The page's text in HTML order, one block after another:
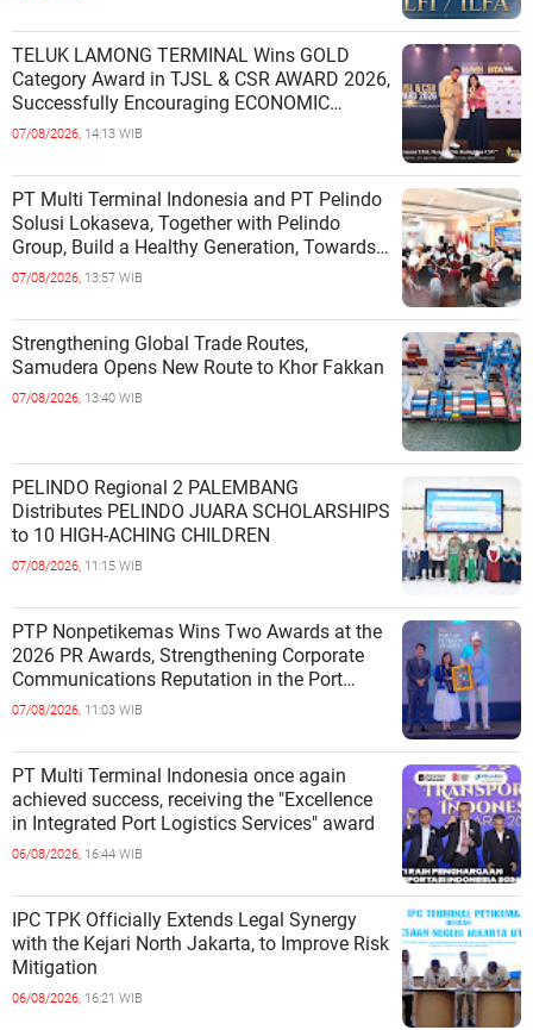
TELUK LAMONG TERMINAL Wins GOLD
Category Award in TJSL & CSR AWARD 2026,
Successfully Encouraging ECONOMIC
INDEPENDENCE OF COASTAL
07/08/2026, 14:13 WIB
PT Multi Terminal Indonesia and PT Pelindo
Solusi Lokaseva, Together with Pelindo
Group, Build a Healthy Generation, Towards
a Golden Indonesia
07/08/2026, 13:57 WIB
Strengthening Global Trade Routes,
Samudera Opens New Route to Khor Fakkan
07/08/2026, 13:40 WIB
PELINDO Regional 2 PALEMBANG
Distributes PELINDO JUARA SCHOLARSHIPS
to 10 HIGH-ACHING CHILDREN
07/08/2026, 11:15 WIB
PTP Nonpetikemas Wins Two Awards at the
2026 PR Awards, Strengthening Corporate
Communications Reputation in the Port
Sector
07/08/2026, 11:03 WIB
PT Multi Terminal Indonesia once again
achieved success, receiving the "Excellence
in Integrated Port Logistics Services" award
06/08/2026, 16:44 WIB
IPC TPK Officially Extends Legal Synergy
with the Kejari North Jakarta, to Improve Risk
Mitigation
06/08/2026, 16:21 WIB